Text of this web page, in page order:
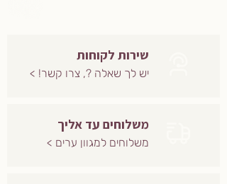
שירות לקוחות
יש לך שאלה ?, צרו קשר! >
משלוחים עד אליך
משלוחים למגוון ערים >